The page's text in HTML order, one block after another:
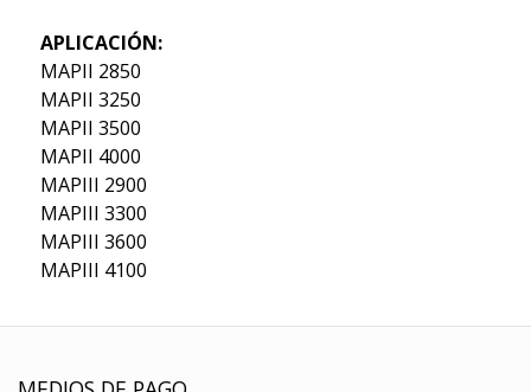
APLICACIÓN:
MAPII 2850
MAPII 3250
MAPII 3500
MAPII 4000
MAPIII 2900
MAPIII 3300
MAPIII 3600
MAPIII 4100